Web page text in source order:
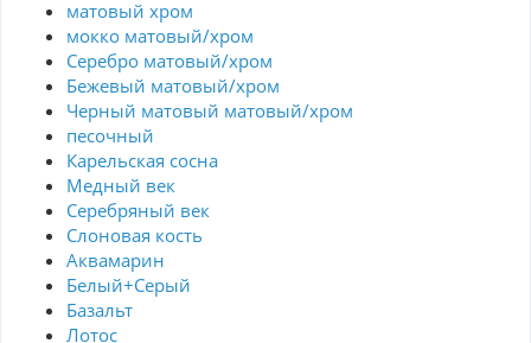
матовый хром
мокко матовый/хром
Серебро матовый/хром
Бежевый матовый/хром
Черный матовый матовый/хром
песочный
Карельская сосна
Медный век
Серебряный век
Cлоновая кость
Аквамарин
Белый+Серый
Базальт
Лотос